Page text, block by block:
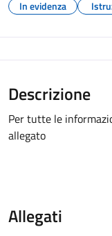
In evidenza
Descrizione
Per tutte le
allegato
Allegati